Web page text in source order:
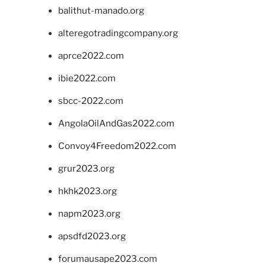
balithut-manado.org
alteregotradingcompany.org
aprce2022.com
ibie2022.com
sbcc-2022.com
AngolaOilAndGas2022.com
Convoy4Freedom2022.com
grur2023.org
hkhk2023.org
napm2023.org
apsdfd2023.org
forumausape2023.com